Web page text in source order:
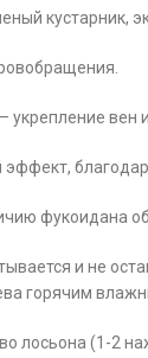
кустарник,
укрепление вен
фукоидана
и не
горячим
лосьона (1-2